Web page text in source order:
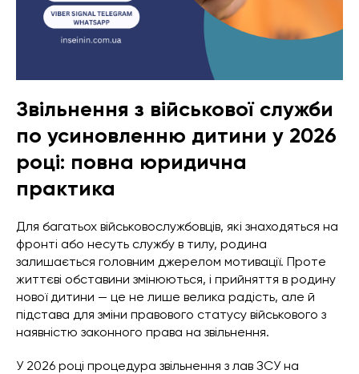
Звільнення з військової служби
по усиновленню дитини у 2026
році: повна юридична
практика
Для багатьох військовослужбовців, які знаходяться на
фронті або несуть службу в тилу, родина
залишається головним джерелом мотивації. Проте
життєві обставини змінюються, і прийняття в родину
нової дитини — це не лише велика радість, але й
підстава для зміни правового статусу військового з
наявністю законного права на звільнення.
У 2026 році процедура звільнення з лав ЗСУ на